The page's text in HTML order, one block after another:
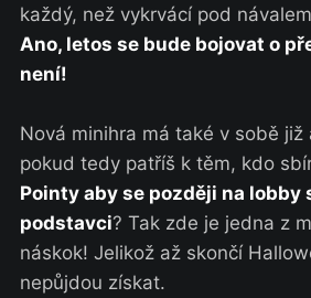
každý, než vykrvácí pod
Ano, letos se bude bojovat o
není!
Nová minihra má také v sobě již
pokud tedy patříš k těm, kdo
Pointy aby se později na lobby
podstavci? Tak zde je jedna z
náskok! Jelikož až skončí
nepůjdou získat.